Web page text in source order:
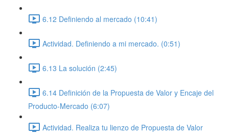
6.12 Definiendo al mercado (10:41)
Actividad. Definiendo a mi mercado. (0:51)
6.13 La solución (2:45)
6.14 Definición de la Propuesta de Valor y Encaje del
Producto-Mercado (6:07)
Actividad. Realiza tu lienzo de Propuesta de Valor